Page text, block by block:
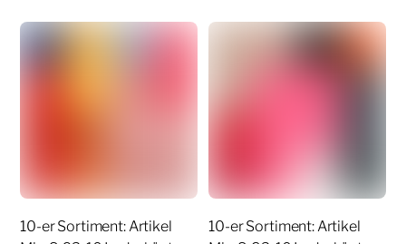
10-er Sortiment: Artikel
10-er Sortiment: Artikel